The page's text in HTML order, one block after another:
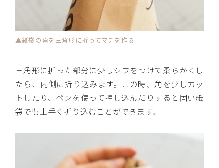
▲紙袋の角を三角形に折ってマチを作る
三角形に折った部分に少しシワをつけて柔らかくし
たら、内側に折り込みます。この時、角を少しカッ
トしたり、ペンを使って押し込んだりすると固い紙
袋でも上手く折り込むことができます。